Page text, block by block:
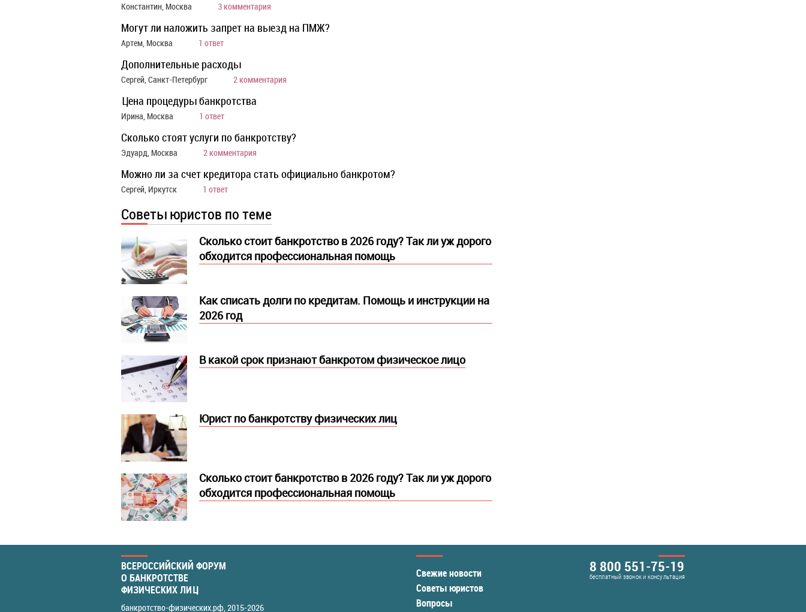
Константин, Москва 3 комментария
Могут ли наложить запрет на выезд на ПМЖ?
Артем, Москва 1 ответ
Дополнительные расходы
Сергей, Санкт-Петербург 2 комментария
Цена процедуры банкротства
Ирина, Москва 1 ответ
Сколько стоят услуги по банкротству?
Эдуард, Москва 2 комментария
Можно ли за счет кредитора стать официально банкротом?
Сергей, Иркутск 1 ответ
Советы юристов по теме
Сколько стоит банкротство в 2026 году? Так ли уж дорого
обходится профессиональная помощь
Как списать долги по кредитам. Помощь и инструкции на
2026 год
В какой срок признают банкротом физическое лицо
Юрист по банкротству физических лиц
Сколько стоит банкротство в 2026 году? Так ли уж дорого
обходится профессиональная помощь
ВСЕРОССИЙСКИЙ ФОРУМ
О БАНКРОТСТВЕ
ФИЗИЧЕСКИХ ЛИЦ
банкротство-физических.рф, 2015-2026
Свежие новости
Советы юристов
Вопросы
8 800 551-75-19
бесплатный звонок и консультация